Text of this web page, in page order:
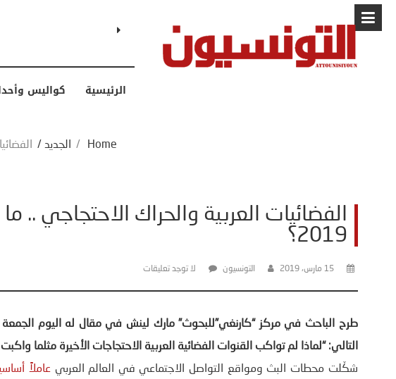
البابا: “لا أخشى ترامب” .. ردا على
الرئيسية كواليس
Home
/ الجديد /
2019؟
15 مارس، 2019 التونسيون لا توجد تعليقات
التالي: “لماذا لم تواكب القنوات الفضائية العربية الاحتجاجات الأخيرة مثلما واكبت
شكّلت محطات البث ومواقع التواصل الاجتماعي في العالم العربي عاملاً